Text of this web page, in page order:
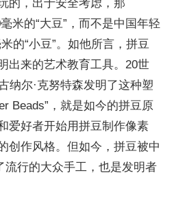
的，出于安全考虑，那
米的“大豆”，而不是中国年轻
的“小豆”。如他所言，拼豆
出来的艺术教育工具。20世
纳尔·克努特森发明了这种塑
Beads”，就是如今的拼豆原
爱好者开始用拼豆制作像素
创作风格。但如今，拼豆被中
流行的大众手工，也是发明者